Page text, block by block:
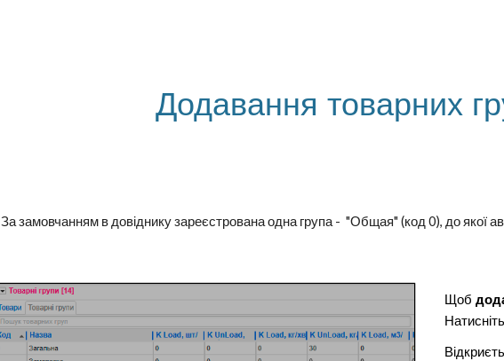
Додавання товарних
За замовчанням в довіднику зареєстрована одна група - "Общая" (код 0), до якої
Щоб
Натисніть